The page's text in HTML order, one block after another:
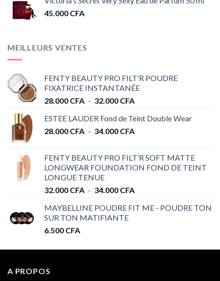
45.000 CFA
MEILLEURS VENTES
FENTY BEAUTY PRO FILT’R POUDRE
FIXATRICE INSTANTANÉE
28.000 CFA – 32.000 CFAPlage
prix :
28.000 CFA
ESTEE LAUDER Fond de Teint Double Wear
28.000 CFA – 34.000 CFAPlage
28.000 CFA
à
FENTY BEAUTY PRO FILT’R SOFT MATTE
LONGWEAR FOUNDATION FOND DE TEINT
LONGUE TENUE
32.000 CFA – 34.000 CFAPlage
prix :
MAYBELLINE POUDRE FIT ME - POUDRE TON
SUR TON MATIFIANTE
6.500 CFA
A PROPOS